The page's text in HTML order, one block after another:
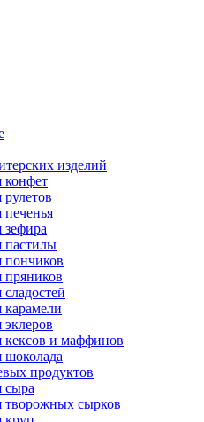
изделий
конфет
рулетов
печенья
зефира
пастилы
пончиков
пряников
карамели
эклеров
кексов и маффинов
шоколада
продуктов
сыра
творожных сырков